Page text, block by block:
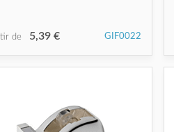
de 5,39 € GIF0022